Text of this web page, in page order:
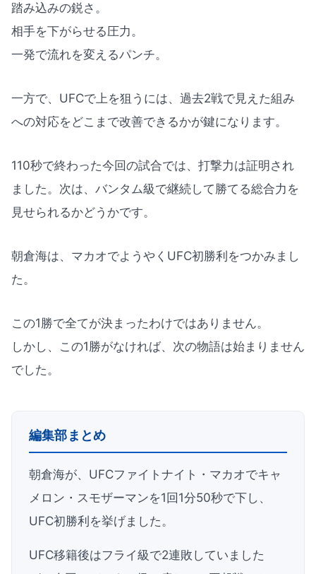
踏み込みの鋭さ。
相手を下がらせる圧力。
一発で流れを変えるパンチ。
一方で、UFCで上を狙うには、過去2戦で見えた組み
への対応をどこまで改善できるかが鍵になります。
110秒で終わった今回の試合では、打撃力は証明され
ました。次は、バンタム級で継続して勝てる総合力を
見せられるかどうかです。
朝倉海は、マカオでようやくUFC初勝利をつかみまし
た。
この1勝で全てが決まったわけではありません。
しかし、この1勝がなければ、次の物語は始まりません
でした。
編集部まとめ
朝倉海が、UFCファイトナイト・マカオでキャ
メロン・スモザーマンを1回1分50秒で下し、
UFC初勝利を挙げました。
UFC移籍後はフライ級で2連敗していました